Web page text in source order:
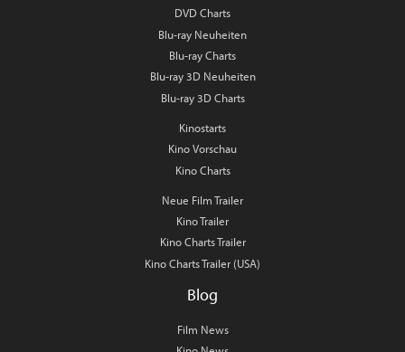
DVD Charts
Blu-ray Neuheiten
Blu-ray Charts
Blu-ray 3D Neuheiten
Blu-ray 3D Charts
Kinostarts
Kino Vorschau
Kino Charts
Neue Film Trailer
Kino Trailer
Kino Charts Trailer
Kino Charts Trailer (USA)
Blog
Film News